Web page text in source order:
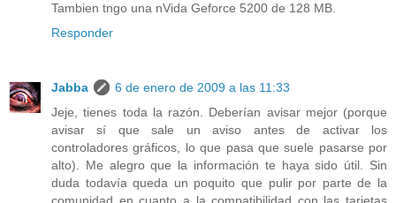
Tambien tngo una nVida Geforce 5200 de 128 MB.
Responder
Jabba
6 de enero de 2009 a las 11:33
Jeje, tienes toda la razón. Deberían avisar mejor (porque
avisar sí que sale un aviso antes de activar los
controladores gráficos, lo que pasa que suele pasarse por
alto). Me alegro que la información te haya sido útil. Sin
duda todavía queda un poquito que pulir por parte de la